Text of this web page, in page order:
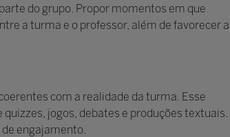
do grupo. Propor momentos em que
a turma e o professor, além de favorecer a
com a realidade da turma. Esse
jogos, debates e produções textuais.
engajamento.